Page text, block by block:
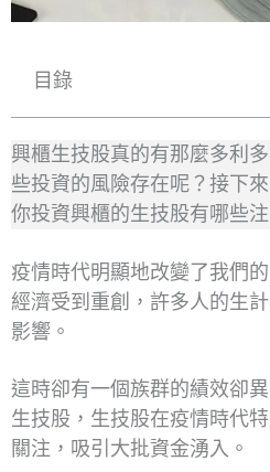
目錄
興櫃生技股真的有那麼多利
些投資的風險存在呢？接下
你投資興櫃的生技股有哪些
疫情時代明顯地改變了我們
經濟受到重創，許多人的生
影響。
這時卻有一個族群的績效卻
生技股，生技股在疫情時代
關注，吸引大批資金湧入。